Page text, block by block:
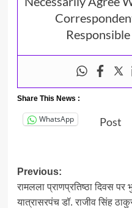
Share This News :
WhatsApp Post
Post
navigation
Previous:
रामलला प्राणप्रतिष्ठा दिवस पर
यात्रासरपंच डॉ. राजीव सिंह